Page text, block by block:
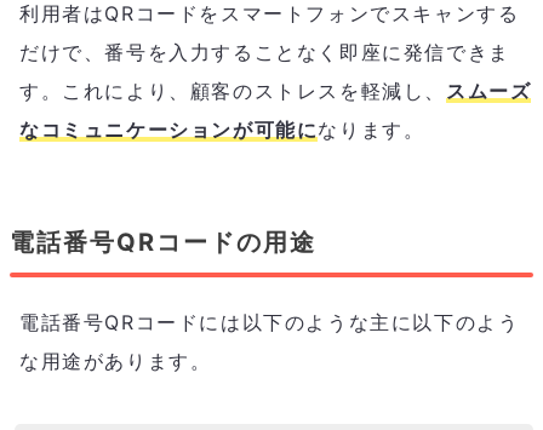
利用者はQRコードをスマートフォンでスキャンする
だけで、番号を入力することなく即座に発信できま
す。これにより、顧客のストレスを軽減し、 スムーズ
なコミュニケーションが可能になります。
電話番号QRコードの用途
電話番号QRコードには以下のような主に以下のよう
な用途があります。